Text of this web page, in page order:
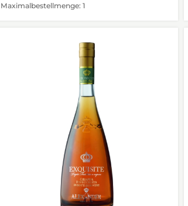
Maximalbestellmenge: 1